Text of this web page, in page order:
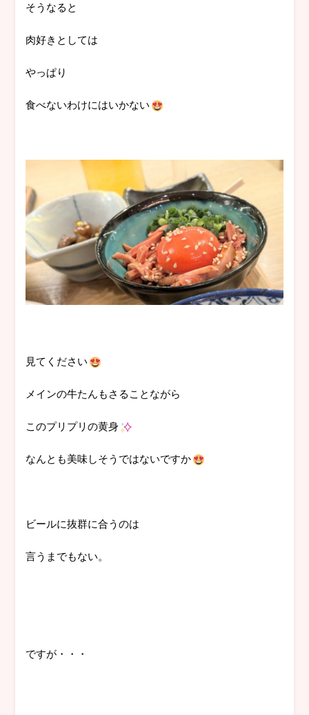
そうなると
肉好きとしては
やっぱり
食べないわけにはいかない
見てください
メインの牛たんもさることながら
このプリプリの黄身
なんとも美味しそうではないですか
ビールに抜群に合うのは
言うまでもない。
ですが・・・